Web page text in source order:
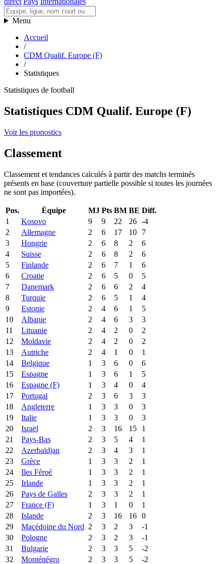
Menu
Accueil
/
CDM Qualif. Europe (F)
/
Statistiques
Statistiques de football
Statistiques CDM Qualif. Europe (F)
Voir les pronostics
Classement
Classement et tendances calculés à partir des matchs terminés
présents en base (couverture partielle possible si toutes les journées
ne sont pas importées).
Pos. Équipe MJ Pts BM BE Diff.
1
Kosovo 9 9 22 26 -4
2
Allemagne 2 6 17 10
7
3
Hongrie 2 6 8 2
6
4
Suisse 2 6 8 2
6
5
Finlande 2 6 7 1
6
6
Croatie 2 6 5 0
5
7
Danemark 2 6 6 2
4
8
Turquie 2 6 5 1
4
9
Estonie 2 4 6 1
5
10
Albanie 2 4 6 3
3
11
Lituanie 2 4 2 0
2
12
Moldavie 2 4 2 0
2
13
Autriche 2 4 1 0
1
14
Belgique 1 3 6 0
6
15
Espagne 1 3 6 1
5
16
Espagne (F) 1 3 4 0
4
17
Portugal 2 3 6 3
3
18
Angleterre 1 3 3 0
3
19
Italie 1 3 3 0
3
20
Israël 2 3 16 15
1
21
Pays-Bas 2 3 5 4
1
22
Azerbaïdjan 2 3 4 3
1
23
Grèce 1 3 3 2
1
24
Iles Féroé 1 3 3 2
1
25
Irlande 1 3 3 2
1
26
Pays de Galles 2 3 3 2
1
27
France (F) 1 3 1 0
1
28
Islande 2 3 16 16 0
29
Macédoine du Nord 2 3 2 3
-1
30
Pologne 2 3 2 3
-1
31
Bulgarie 2 3 3 5
-2
32
Monténégro 2 3 3 5
-2